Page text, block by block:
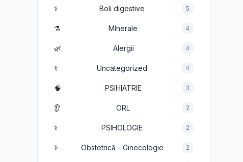
⚕️ Boli digestive 5
⚗️ MInerale 4
🌿 Alergii 4
⚕️ Uncategorized 4
🧠 PSIHIATRIE 3
👂 ORL 2
⚕️ PSIHOLOGIE 2
⚕️ Obstetrică - Ginecologie 2